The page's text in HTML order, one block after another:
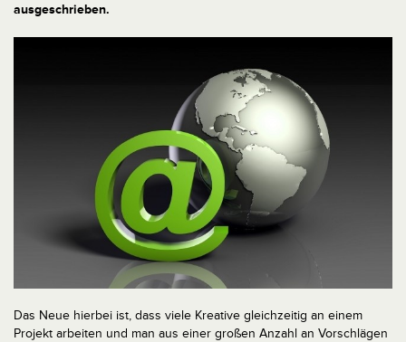
ausgeschrieben.
Das Neue hierbei ist, dass viele Kreative gleichzeitig an einem
Projekt arbeiten und man aus einer großen Anzahl an Vorschlägen